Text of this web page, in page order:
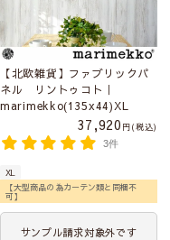
【北欧雑貨】ファブリックパ
ネル リントゥコト｜
marimekko(135x44)XL
37,920
税込
3件
XL
【大型商品の為カーテン類と同梱不
可】
サンプル請求対象外です